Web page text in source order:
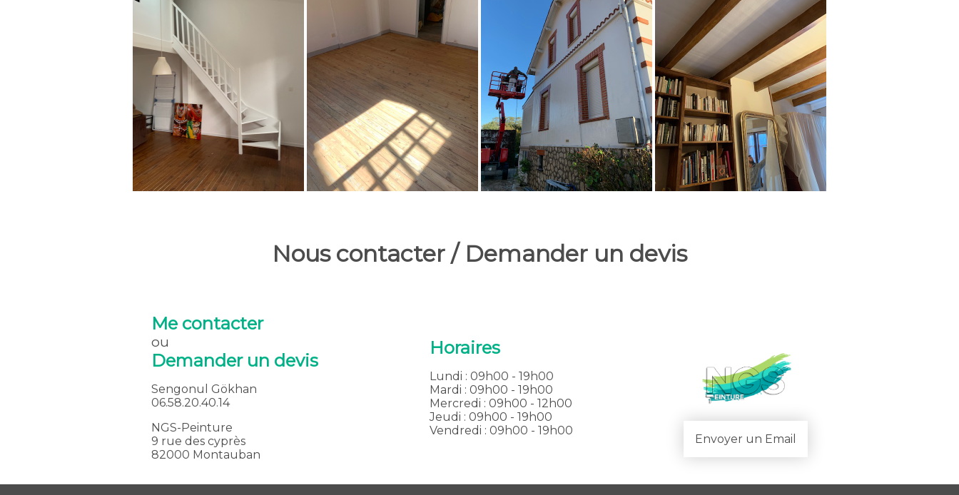
Nous contacter / Demander un devis
Me contacter
ou
Demander un devis
Sengonul Gökhan
06.58.20.40.14
NGS-Peinture
9 rue des cyprès
82000 Montauban
Horaires
Lundi : 09h00 - 19h00
Mardi : 09h00 - 19h00
Mercredi : 09h00 - 12h00
Jeudi : 09h00 - 19h00
Vendredi : 09h00 - 19h00
Envoyer un Email